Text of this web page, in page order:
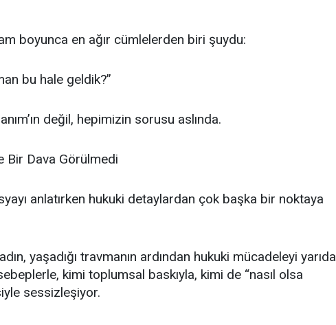
boyunca en ağır cümlelerden biri şuydu:
bu hale geldik?”
değil, hepimizin sorusu aslında.
Bir Dava Görülmedi
anlatırken hukuki detaylardan çok başka bir noktaya
yaşadığı travmanın ardından hukuki mücadeleyi yarıda
kimi toplumsal baskıyla, kimi de “nasıl olsa
sessizleşiyor.